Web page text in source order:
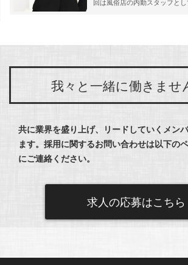
回は風俗店の内勤スタッフと
我々と一緒に働きませ
共に業界を盛り上げ、リードしていくメン
ます。 採用に関するお問い合わせは以下の
にご連絡ください。
求人の応募はこちら